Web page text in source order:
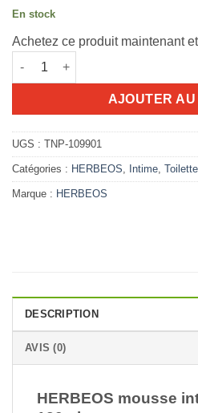
était :
En stock
Achetez ce produit maintenant
quantité de HERBÉOS Mousse
AJOUTER
UGS : TNP-109901
Catégories : HERBEOS Intime
Marque : HERBEOS
DESCRIPTION
AVIS (0)
HERBEOS mousse